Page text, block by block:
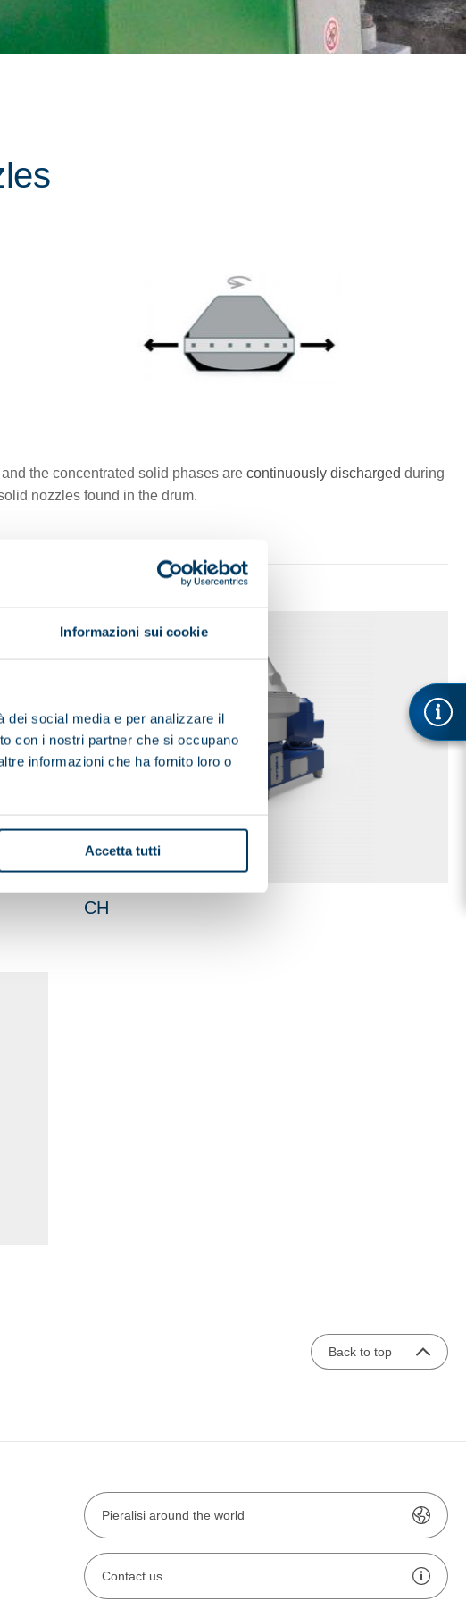
Informazioni sui cookie
dei social media e per analizzare il
con i nostri partner che si occupano
informazioni che ha fornito loro o
Accetta tutti
the concentrated solid phases are continuously discharged during
nozzles found in the drum.
CH
Back to top
Pieralisi around the world
Contact us